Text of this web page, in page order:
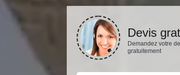
Devis
Demandez votre
gratuitement